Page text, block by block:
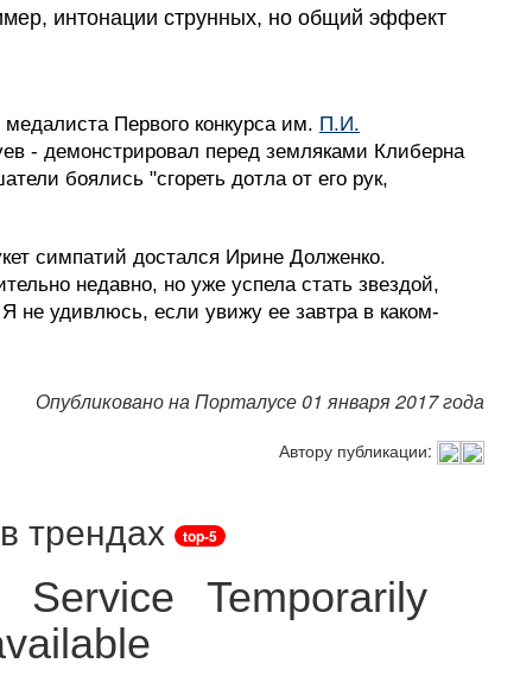
интонации струнных, но общий эффект
Первого конкурса им. П.И.
- демонстрировал перед земляками Клиберна
боялись "сгореть дотла от его рук,
симпатий достался Ирине Долженко.
недавно, но уже успела стать звездой,
не удивлюсь, если увижу ее завтра в каком-
Опубликовано на Порталусе 01 января 2017 года
Автору публикации:
трендах top-5
Service Temporarily